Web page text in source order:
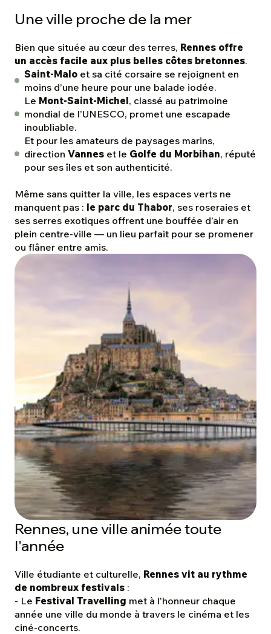
Une ville proche de la mer
Bien que située au cœur des terres, Rennes offre
un accès facile aux plus belles côtes bretonnes.
Saint-Malo et sa cité corsaire se rejoignent en
moins d’une heure pour une balade iodée.
Le Mont-Saint-Michel, classé au patrimoine
mondial de l’UNESCO, promet une escapade
inoubliable.
Et pour les amateurs de paysages marins,
direction Vannes et le Golfe du Morbihan, réputé
pour ses îles et son authenticité.
Même sans quitter la ville, les espaces verts ne
manquent pas : le parc du Thabor, ses roseraies et
ses serres exotiques offrent une bouffée d’air en
plein centre-ville — un lieu parfait pour se promener
ou flâner entre amis.
Rennes, une ville animée toute
l'année
Ville étudiante et culturelle, Rennes vit au rythme
de nombreux festivals :
- Le Festival Travelling met à l’honneur chaque
année une ville du monde à travers le cinéma et les
ciné-concerts.